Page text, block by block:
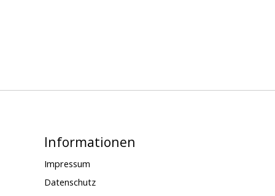
Informationen
Impressum
Datenschutz